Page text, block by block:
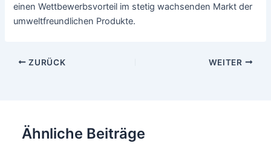
einen Wettbewerbsvorteil im stetig wachsenden Markt der
umweltfreundlichen Produkte.
Beitragsnavigation
ZURÜCK WEITER
Ähnliche Beiträge